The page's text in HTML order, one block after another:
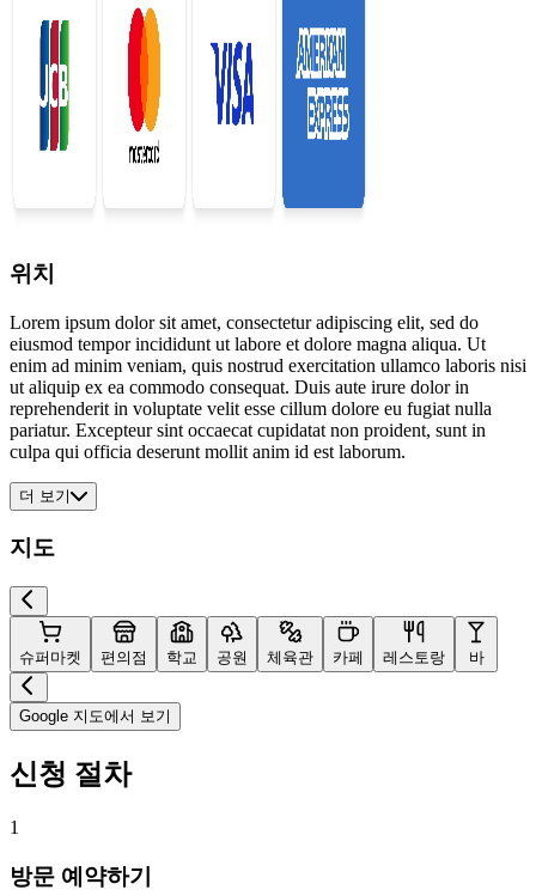
위치
Lorem ipsum dolor sit amet, consectetur adipiscing elit, sed do
eiusmod tempor incididunt ut labore et dolore magna aliqua. Ut
enim ad minim veniam, quis nostrud exercitation ullamco laboris nisi
ut aliquip ex ea commodo consequat. Duis aute irure dolor in
reprehenderit in voluptate velit esse cillum dolore eu fugiat nulla
pariatur. Excepteur sint occaecat cupidatat non proident, sunt in
culpa qui officia deserunt mollit anim id est laborum.
더 보기
지도
슈퍼마켓 편의점 학교 공원 체육관 카페 레스토랑 바
Google 지도에서 보기
신청 절차
1
방문 예약하기